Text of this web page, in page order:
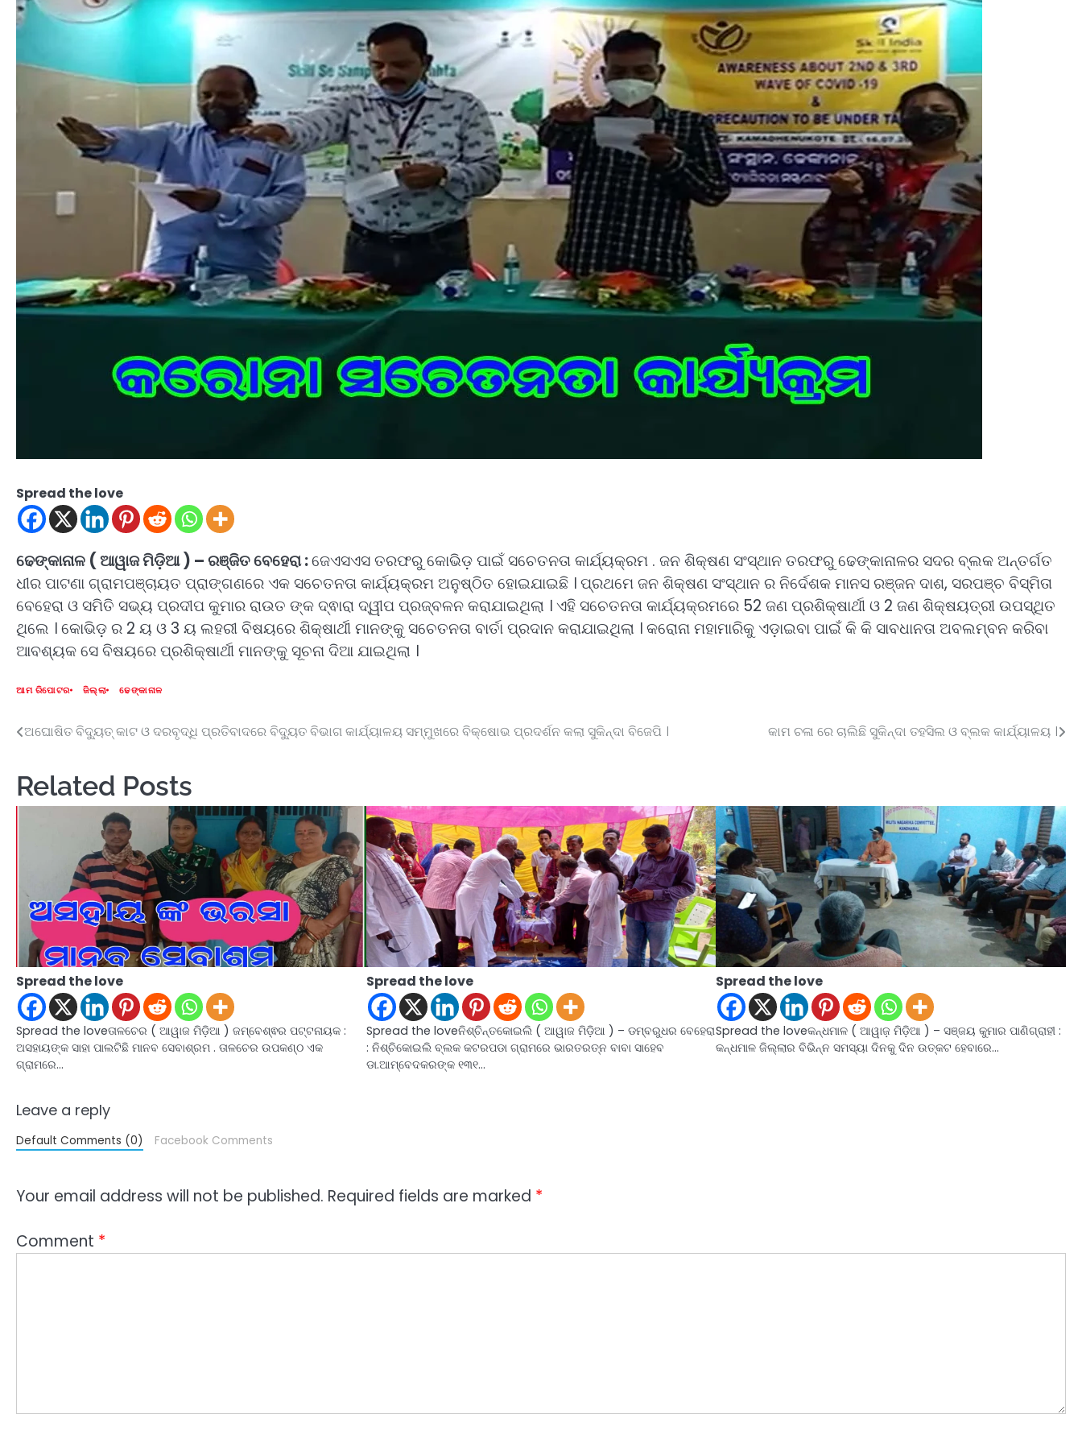
Spread the love
ଢେଙ୍କାନାଳ ( ଆୱାଜ ମିଡ଼ିଆ ) – ରଞ୍ଜିତ ବେହେରା :ଜେଏସଏସ ତରଫରୁ କୋଭିଡ଼ ପାଇଁ ସଚେତନତା କାର୍ଯ୍ୟକ୍ରମ . ଜନ ଶିକ୍ଷଣ ସଂସ୍ଥାନ ତରଫରୁ ଢେଙ୍କାନାଳର ସଦର ବ୍ଲକ ଅନ୍ତର୍ଗତ
ଧୀର ପାଟଣା ଗ୍ରାମପଞ୍ଚାୟତ ପ୍ରାଙ୍ଗଣରେ ଏକ ସଚେତନତା କାର୍ଯ୍ୟକ୍ରମ ଅନୁଷ୍ଠିତ ହୋଇଯାଇଛି । ପ୍ରଥମେ ଜନ ଶିକ୍ଷଣ ସଂସ୍ଥାନ ର ନିର୍ଦେଶକ ମାନସ ରଞ୍ଜନ ଦାଶ, ସରପଞ୍ଚ ବିସ୍ମିତା
ବେହେରା ଓ ସମିତି ସଭ୍ୟ ପ୍ରଦୀପ କୁମାର ରାଉତ ଙ୍କ ଦ୍ଵାରା ଦ୍ୱୀପ ପ୍ରଜ୍ବଳନ କରାଯାଇଥିଲା । ଏହି ସଚେତନତା କାର୍ଯ୍ୟକ୍ରମରେ 52 ଜଣ ପ୍ରଶିକ୍ଷାର୍ଥୀ ଓ 2 ଜଣ ଶିକ୍ଷୟତ୍ରୀ ଉପସ୍ଥିତ
ଥିଲେ । କୋଭିଡ଼ ର 2 ୟ ଓ 3 ୟ ଲହରୀ ବିଷୟରେ ଶିକ୍ଷାର୍ଥୀ ମାନଙ୍କୁ ସଚେତନତା ବାର୍ତା ପ୍ରଦାନ କରାଯାଇଥିଲା । କରୋନା ମହାମାରିକୁ ଏଡ଼ାଇବା ପାଇଁ କି କି ସାବଧାନତା ଅବଲମ୍ବନ କରିବା
ଆବଶ୍ୟକ ସେ ବିଷୟରେ ପ୍ରଶିକ୍ଷାର୍ଥୀ ମାନଙ୍କୁ ସୂଚନା ଦିଆ ଯାଇଥିଲା ।
ଆମ ରିପୋଟର ଜିଲ୍ଲା ଢେଙ୍କାନାଳ
Post
ଅଘୋଷିତ ବିଦ୍ୟୁତ୍ କାଟ ଓ ଦରବୃଦ୍ଧି ପ୍ରତିବାଦରେ ବିଦ୍ୟୁତ ବିଭାଗ କାର୍ଯ୍ୟାଳୟ ସମ୍ମୁଖରେ ବିକ୍ଷୋଭ ପ୍ରଦର୍ଶନ କଲା ସୁକିନ୍ଦା ବିଜେପି । କାମ ଚଳା ରେ ଚାଲିଛି ସୁକିନ୍ଦା ତହସିଲ ଓ ବ୍ଲକ କାର୍ଯ୍ୟାଳୟ ।
Related Posts
Spread the love
Spread the loveତାଳଚେର ( ଆୱାଜ ମିଡ଼ିଆ ) ଜମ୍ବେଶ୍ଵର ପଟ୍ଟନାୟକ :
ଅସହାୟଙ୍କ ସାହା ପାଲଟିଛି ମାନବ ସେବାଶ୍ରମ . ତାଳଚେର ଉପକଣ୍ଠ ଏକ
ଗ୍ରାମରେ…
Spread the love
Spread the loveନିଶ୍ଚିନ୍ତକୋଇଲି ( ଆୱାଜ ମିଡ଼ିଆ ) – ଡମ୍ବରୁଧର ବେହେରା
: ନିଶ୍ଚିକୋଇଲି ବ୍ଲକ କଟରପଡା ଗ୍ରାମରେ ଭାରତରତ୍ନ ବାବା ସାହେବ
ଡା.ଆମ୍ବେଦକରଙ୍କ ୧୩୧…
Spread the love
Spread the loveକନ୍ଧମାଳ ( ଆୱାଜ଼ ମିଡ଼ିଆ ) – ସଞ୍ଜୟ କୁମାର ପାଣିଗ୍ରାହୀ :
କନ୍ଧମାଳ ଜିଲ୍ଲାର ବିଭିନ୍ନ ସମସ୍ୟା ଦିନକୁ ଦିନ ଉତ୍କଟ ହେବାରେ…
Leave a reply
Default Comments (0) Facebook Comments
Your email address will not be published. Required fields are marked *
Comment *